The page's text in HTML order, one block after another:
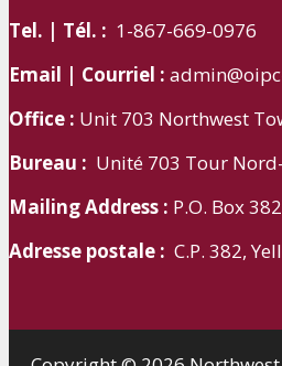
Tel. | Tél. : 1-867-669-
Email | Courriel :
Office : Unit 703 Northwest
Bureau : Unité 703 Tour
Mailing Address : P.O. Box
Adresse postale : C.P. 382,